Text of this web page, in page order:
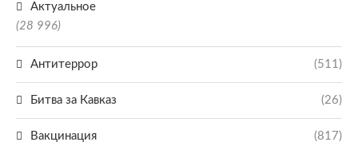
Актуальное
(28 996)
Антитеррор (511)
Битва за Кавказ (26)
Вакцинация (817)